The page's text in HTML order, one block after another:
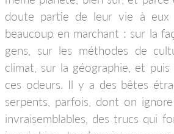
doute partie de leur vie à eux
beaucoup en marchant : sur la
gens, sur les méthodes de
climat, sur la géographie, et puis
ces odeurs. Il y a des bêtes
serpents, parfois, dont on
invraisemblables, des trucs qui